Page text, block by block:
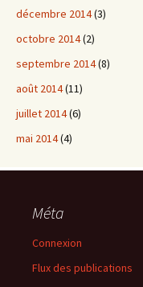
décembre 2014(3)
octobre 2014(2)
septembre 2014(8)
août 2014(11)
juillet 2014(6)
mai 2014(4)
Méta
Connexion
Flux des publications